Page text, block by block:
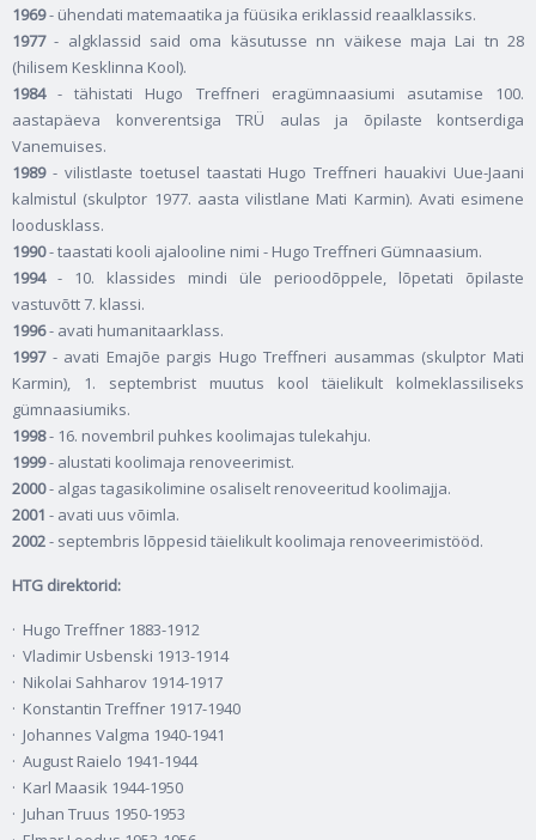
1969- ühendati matemaatika ja füüsika eriklassid reaalklassiks.
1977- algklassid said oma käsutusse nn väikese maja Lai tn 28
(hilisem Kesklinna Kool).
1984- tähistati Hugo Treffneri eragümnaasiumi asutamise 100.
aastapäeva konverentsiga TRÜ aulas ja õpilaste kontserdiga
Vanemuises.
1989 - vilistlaste toetusel taastati Hugo Treffneri hauakivi Uue-Jaani
kalmistul (skulptor 1977. aasta vilistlane Mati Karmin). Avati esimene
loodusklass.
1990- taastati kooli ajalooline nimi - Hugo Treffneri Gümnaasium.
1994- 10. klassides mindi üle perioodõppele, lõpetati õpilaste
vastuvõtt 7. klassi.
1996- avati humanitaarklass.
1997 - avati Emajõe pargis Hugo Treffneri ausammas (skulptor Mati
Karmin), 1. septembrist muutus kool täielikult kolmeklassiliseks
gümnaasiumiks.
1998- 16. novembril puhkes koolimajas tulekahju.
1999- alustati koolimaja renoveerimist.
2000- algas tagasikolimine osaliselt renoveeritud koolimajja.
2001 - avati uus võimla.
2002- septembris lõppesid täielikult koolimaja renoveerimistööd.
HTG direktorid:
· Hugo Treffner 1883-1912
· Vladimir Usbenski 1913-1914
· Nikolai Sahharov 1914-1917
· Konstantin Treffner 1917-1940
· Johannes Valgma 1940-1941
· August Raielo 1941-1944
· Karl Maasik 1944-1950
· Juhan Truus 1950-1953